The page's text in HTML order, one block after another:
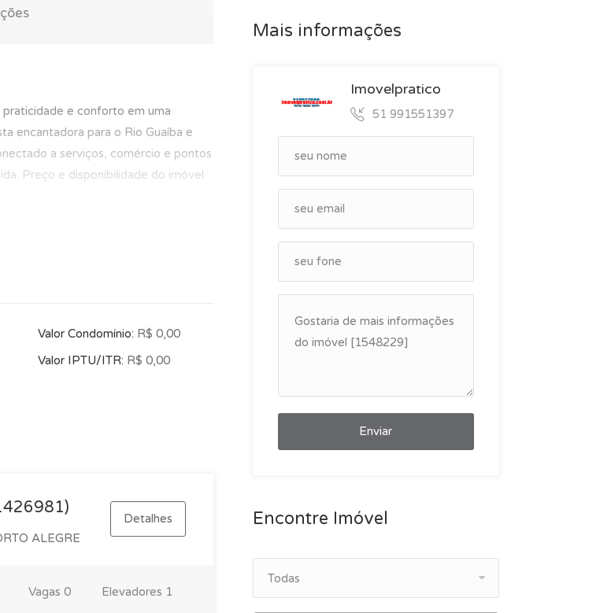
e conforto em uma
encantadora para o Rio Guaíba e
a serviços, comércio e pontos
Preço e disponibilidade do imóvel
Valor Condomínio: R$ 0,00
Valor IPTU/ITR: R$ 0,00
ALEGRE
Detalhes
Vagas 0 Elevadores 1
Mais informações
Imovelpratico
51 991551397
Enviar
Encontre Imóvel
Todas